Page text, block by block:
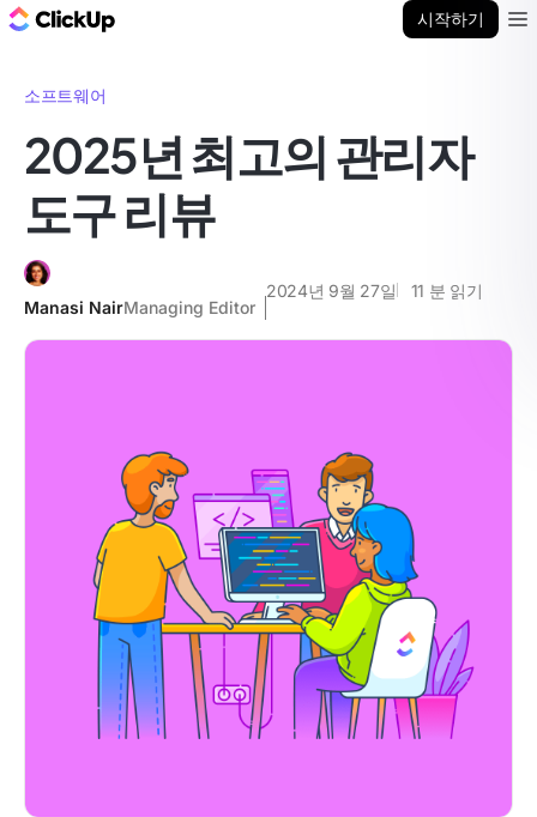
시작하기
소프트웨어
2025년 최고의 관리자
도구 리뷰
Manasi NairManaging Editor
2024년 9월 27일 11 분 읽기